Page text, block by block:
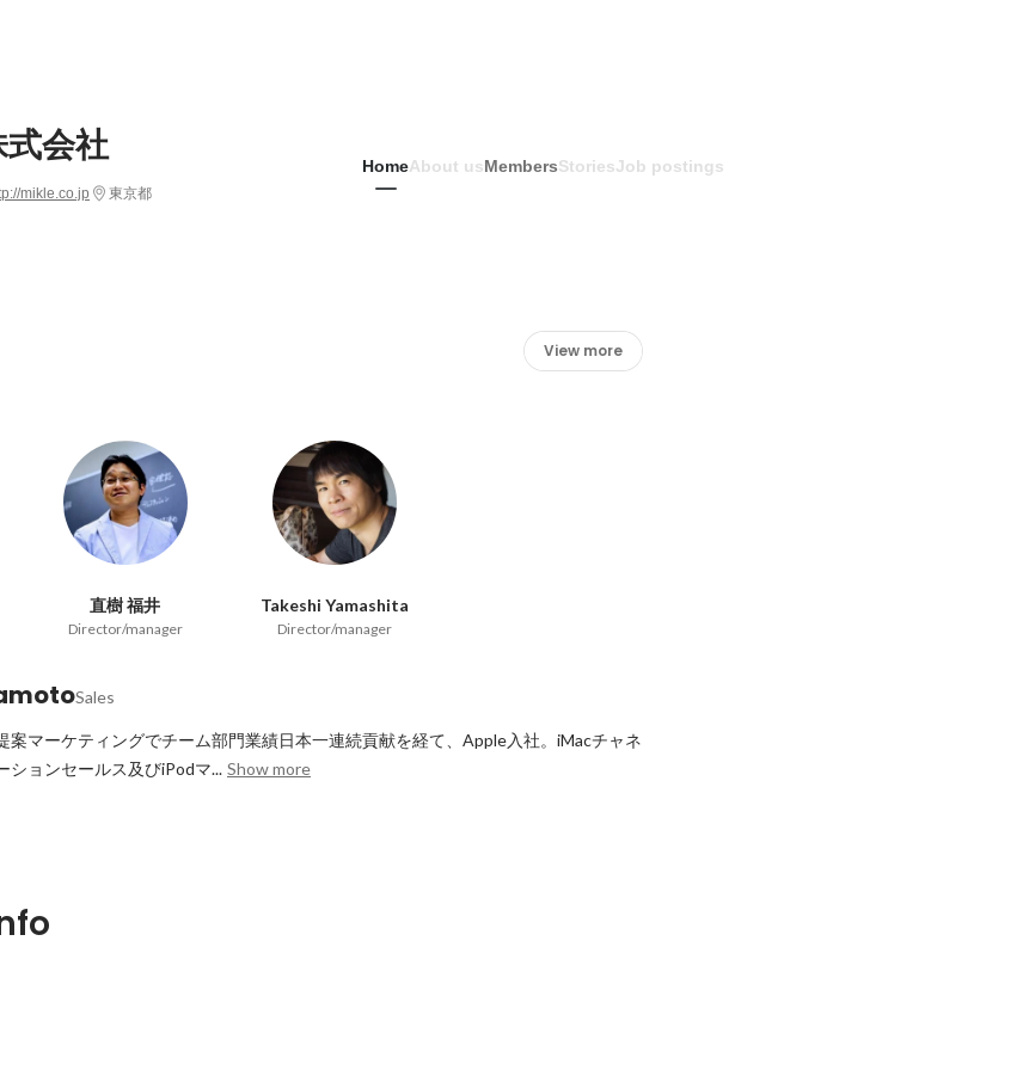
会社
mikle.co.jp 東京都
HomeAbout usMembersStoriesJob postings
View more
直樹 福井
Director/manager
Takeshi Yamashita
Director/manager
Sales
案マーケティングでチーム部門業績日本一連続貢献を経て、Apple入社。iMacチャネ
ションセールス及びiPodマ... Show more